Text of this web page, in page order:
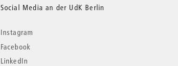
Social Media an der UdK Berlin
Instagram
Facebook
LinkedIn